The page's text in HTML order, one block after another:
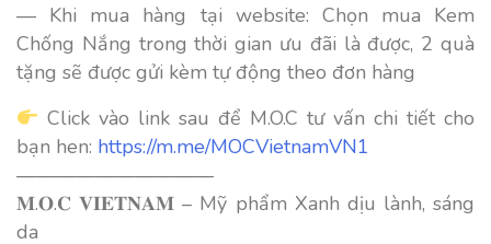
— Khi mua hàng tại website: Chọn mua Kem
Chống Nắng trong thời gian ưu đãi là được, 2 quà
tặng sẽ được gửi kèm tự động theo đơn hàng
Click vào link sau để M.O.C tư vấn chi tiết cho
bạn hen: https://m.me/MOCVietnamVN1
——————————
𝐌.𝐎.𝐂 𝐕𝐈𝐄𝐓𝐍𝐀𝐌 – Mỹ phẩm Xanh dịu lành, sáng
da